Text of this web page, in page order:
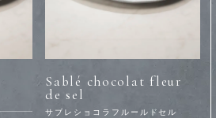
Sablé chocolat fleur
de sel
サブレショコラフルールドセル